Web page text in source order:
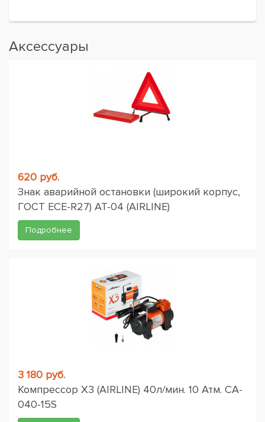
Аксессуары
620 руб.
Знак аварийной остановки (широкий корпус,
ГОСТ ЕСЕ-R27) AT-04 (AIRLINE)
Подробнее
3 180 руб.
Компрессор X3 (AIRLINE) 40л/мин. 10 Атм. CA-
040-15S